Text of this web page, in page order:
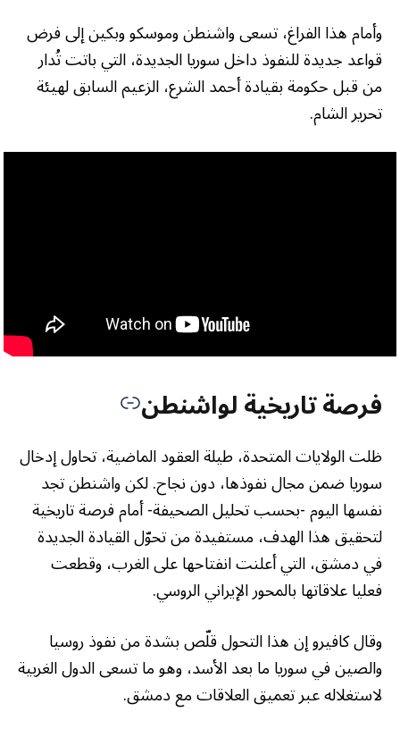
وأمام هذا الفراغ، تسعى واشنطن وموسكو وبكين إلى فرض
قواعد جديدة للنفوذ داخل سوريا الجديدة، التي باتت تُدار
من قبل حكومة بقيادة أحمد الشرع، الزعيم السابق لهيئة
تحرير الشام.
فرصة تاريخية لواشنطن
ظلت الولايات المتحدة، طيلة العقود الماضية، تحاول إدخال
سوريا ضمن مجال نفوذها، دون نجاح. لكن واشنطن تجد
نفسها اليوم -بحسب تحليل الصحيفة- أمام فرصة تاريخية
لتحقيق هذا الهدف، مستفيدة من تحوّل القيادة الجديدة
في دمشق، التي أعلنت انفتاحها على الغرب، وقطعت
فعليا علاقاتها بالمحور الإيراني الروسي.
وقال كافيرو إن هذا التحول قلّص بشدة من نفوذ روسيا
والصين في سوريا ما بعد الأسد، وهو ما تسعى الدول الغربية
لاستغلاله عبر تعميق العلاقات مع دمشق.